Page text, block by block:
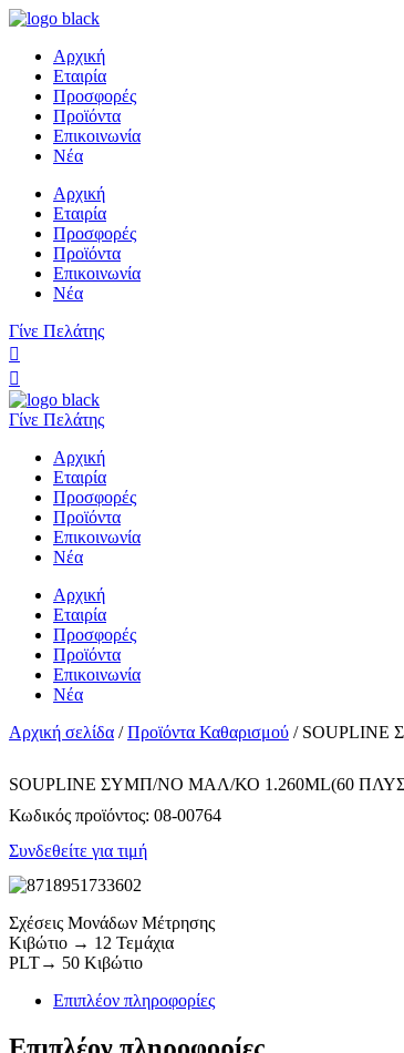
Αρχική
Εταιρία
Προσφορές
Προϊόντα
Επικοινωνία
Νέα
Αρχική
Εταιρία
Προσφορές
Προϊόντα
Επικοινωνία
Νέα
Γίνε Πελάτης
Γίνε Πελάτης
Αρχική
Εταιρία
Προσφορές
Προϊόντα
Επικοινωνία
Νέα
Αρχική
Εταιρία
Προσφορές
Προϊόντα
Επικοινωνία
Νέα
Αρχική σελίδα /Προϊόντα Καθαρισμού /
SOUPLINE ΣΥΜΠ/ΝΟ ΜΑΛ/ΚΟ 1.260ML(60
Κωδικός προϊόντος: 08-00764
Συνδεθείτε για τιμή
Σχέσεις Μονάδων Μέτρησης
Κιβώτιο → 12 Τεμάχια
PLT→ 50 Κιβώτιο
Επιπλέον πληροφορίες